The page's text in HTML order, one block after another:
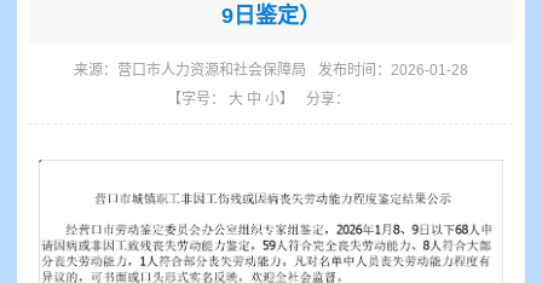
9日鉴定）
来源： 营口市人力资源和社会保障局
发布时间：2026-01-28
【字号： 大 中 小】 分享：